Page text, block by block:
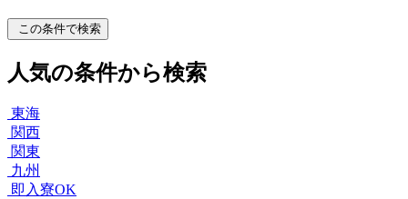
この条件で検索
人気の条件から検索
東海
関西
関東
九州
即入寮OK